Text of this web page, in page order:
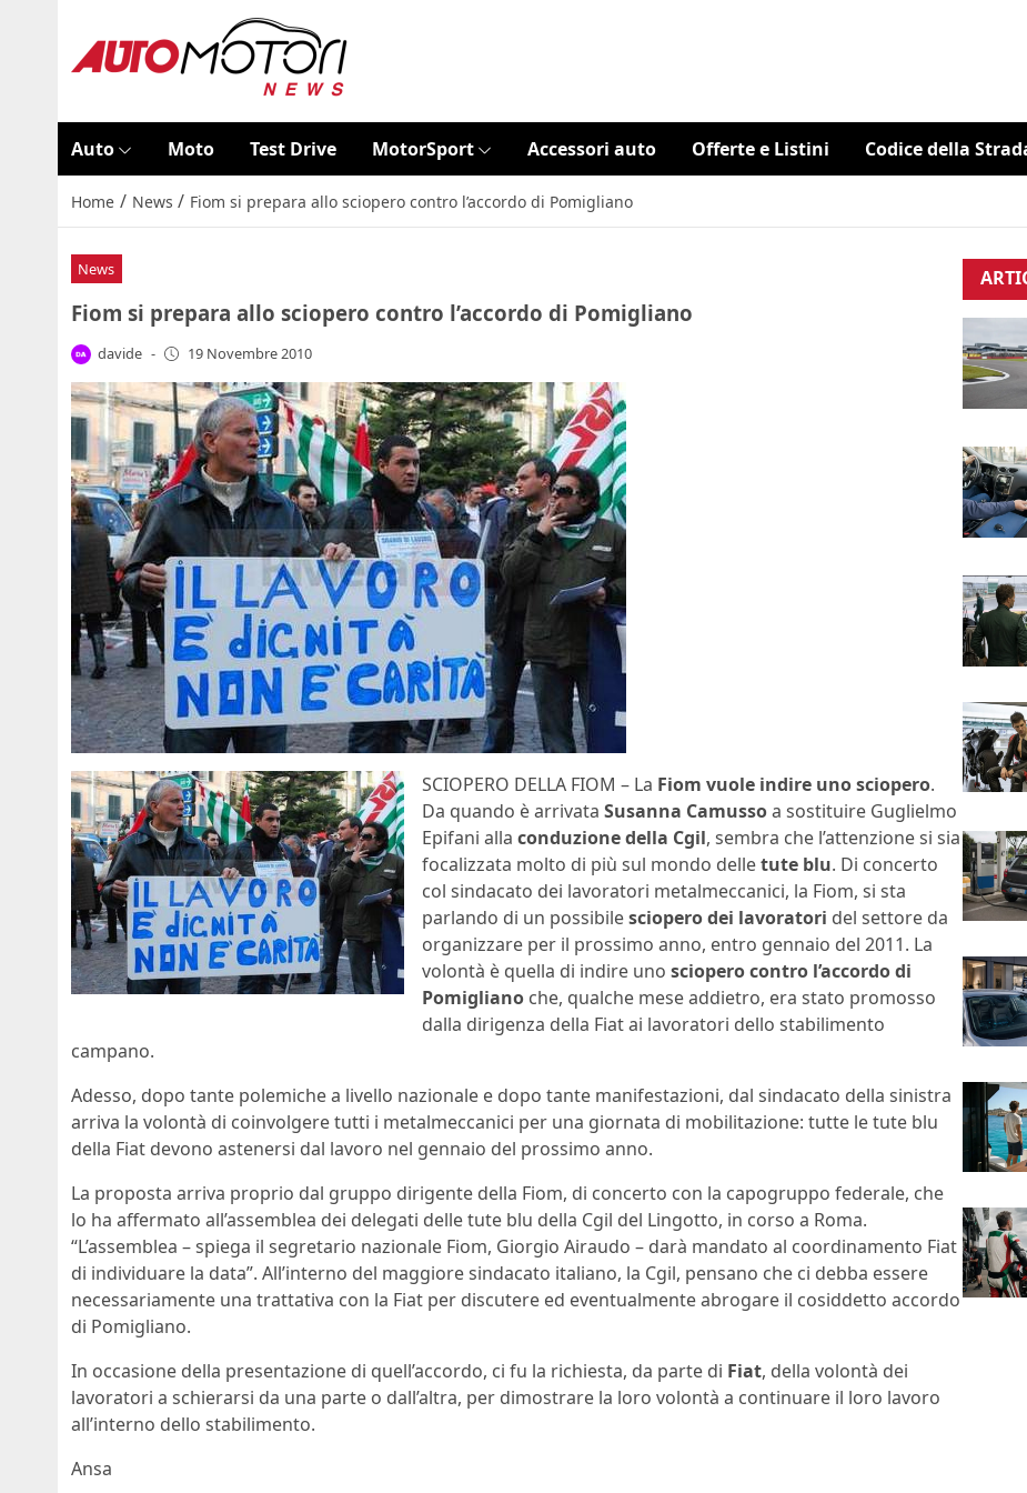
Auto Moto Test Drive MotorSport Accessori auto Offerte e Listini Codice della
Home / News / Fiom si prepara allo sciopero contro l’accordo di Pomigliano
News
Fiom si prepara allo sciopero contro l’accordo di Pomigliano
davide - 19 Novembre 2010
SCIOPERO DELLA FIOM – La Fiom vuole indire uno sciopero.
Da quando è arrivata Susanna Camussoa sostituire Guglielmo
Epifani alla conduzione della Cgil, sembra che l’attenzione si sia
focalizzata molto di più sul mondo delletute blu. Di concerto
col sindacato dei lavoratori metalmeccanici, la Fiom, si sta
parlando di un possibilesciopero dei lavoratori del settore da
organizzare per il prossimo anno, entro gennaio del 2011. La
volontà è quella di indire uno sciopero contro l’accordo di
Pomigliano che, qualche mese addietro, era stato promosso
dalla dirigenza della Fiat ai lavoratori dello stabilimento
campano.
Adesso, dopo tante polemiche a livello nazionale e dopo tante manifestazioni, dal sindacato della sinistra
arriva la volontà di coinvolgere tutti i metalmeccanici per una giornata di mobilitazione: tutte le tute blu
della Fiat devono astenersi dal lavoro nel gennaio del prossimo anno.
La proposta arriva proprio dal gruppo dirigente della Fiom, di concerto con la capogruppo federale, che
lo ha affermato all’assemblea dei delegati delle tute blu della Cgil del Lingotto, in corso a Roma.
“L’assemblea – spiega il segretario nazionale Fiom, Giorgio Airaudo – darà mandato al coordinamento Fiat
di individuare la data”. All’interno del maggiore sindacato italiano, la Cgil, pensano che ci debba essere
necessariamente una trattativa con la Fiat per discutere ed eventualmente abrogare il cosiddetto accordo
di Pomigliano.
In occasione della presentazione di quell’accordo, ci fu la richiesta, da parte di Fiat, della volontà dei
lavoratori a schierarsi da una parte o dall’altra, per dimostrare la loro volontà a continuare il loro lavoro
all’interno dello stabilimento.
Ansa